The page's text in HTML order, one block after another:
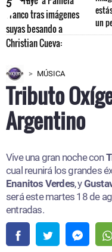
5
un
MÚSICA
Tributo
Argentino
Vive una gran noche con
cual reunirá los grandes
Enanitos Verdes, y
será este martes 18 de
entradas.​